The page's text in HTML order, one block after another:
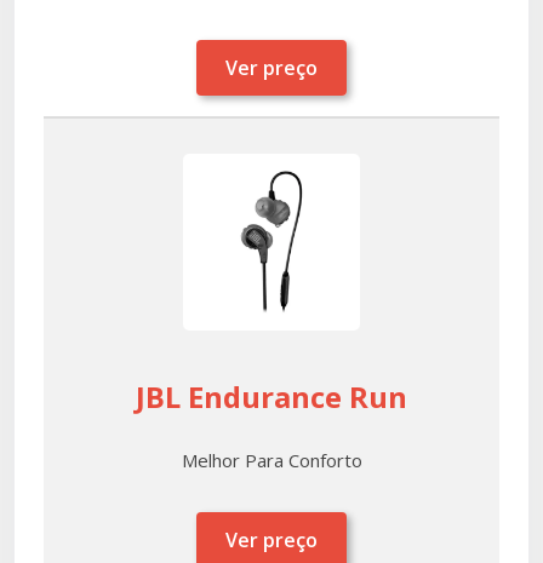
Ver preço
JBL Endurance Run
Melhor Para Conforto
Ver preço